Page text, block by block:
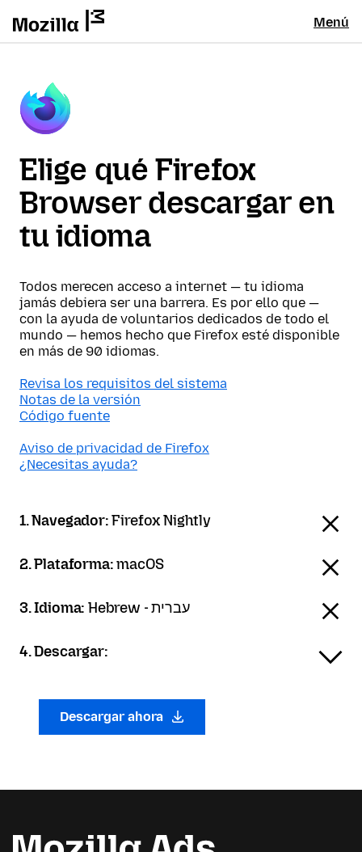
Menú
Elige qué Firefox
Browser descargar en
tu idioma
Todos merecen acceso a internet — tu idioma
jamás debiera ser una barrera. Es por ello que —
con la ayuda de voluntarios dedicados de todo el
mundo — hemos hecho que Firefox esté disponible
en más de 90 idiomas.
Revisa los requisitos del sistema
Notas de la versión
Código fuente
Aviso de privacidad de Firefox
¿Necesitas ayuda?
1. Navegador:Firefox Nightly
2. Plataforma:macOS
3. Idioma: Hebrew - עברית
4. Descargar:
Descargar ahora